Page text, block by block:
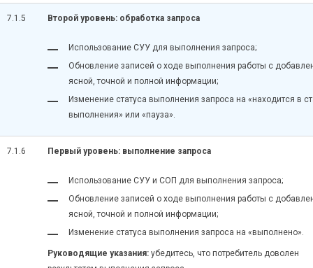
7.1.5 Второй уровень: обработка запроса
Использование СУУ для выполнения запроса;
Обновление записей о ходе выполнения работы с
ясной, точной и полной информации;
Изменение статуса выполнения запроса на «находится в
выполнения» или «пауза».
7.1.6 Первый уровень: выполнение запроса
Использование СУУ и СОП для выполнения запроса;
Обновление записей о ходе выполнения работы с
ясной, точной и полной информации;
Изменение статуса выполнения запроса на «выполнено».
Руководящие указания: убедитесь, что потребитель доволен